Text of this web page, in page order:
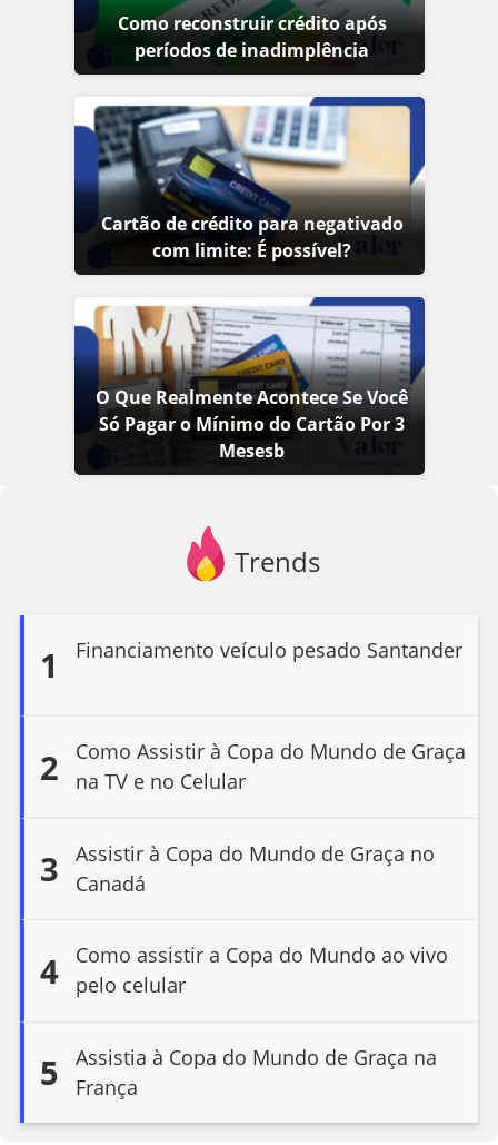
Como reconstruir crédito após
períodos de inadimplência
Cartão de crédito para negativado
com limite: É possível?
O Que Realmente Acontece Se Você
Só Pagar o Mínimo do Cartão Por 3
Mesesb
Trends
1 Financiamento veículo pesado Santander
2
Como Assistir à Copa do Mundo de Graça
na TV e no Celular
3
Assistir à Copa do Mundo de Graça no
Canadá
4
Como assistir a Copa do Mundo ao vivo
pelo celular
5
Assistia à Copa do Mundo de Graça na
França